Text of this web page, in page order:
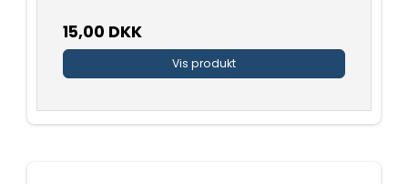
15,00 DKK
Vis produkt